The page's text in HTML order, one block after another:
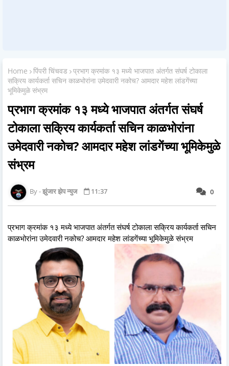
Home पिंपरी चिंचवड प्रभाग क्रमांक १३ मध्ये भाजपात अंतर्गत संघर्ष टोकाला
सक्रिय कार्यकर्ता सचिन काळभोरांना उमेदवारी नकोच? आमदार महेश लांडगेंच्या
भूमिकेमुळे संभ्रम
प्रभाग क्रमांक १३ मध्ये भाजपात अंतर्गत संघर्ष
टोकाला सक्रिय कार्यकर्ता सचिन काळभोरांना
उमेदवारी नकोच? आमदार महेश लांडगेंच्या भूमिकेमुळे
संभ्रम
0
झुंजार झेप न्युज 11:37
प्रभाग क्रमांक १३ मध्ये भाजपात अंतर्गत संघर्ष टोकाला सक्रिय कार्यकर्ता सचिन
काळभोरांना उमेदवारी नकोच? आमदार महेश लांडगेंच्या भूमिकेमुळे संभ्रम